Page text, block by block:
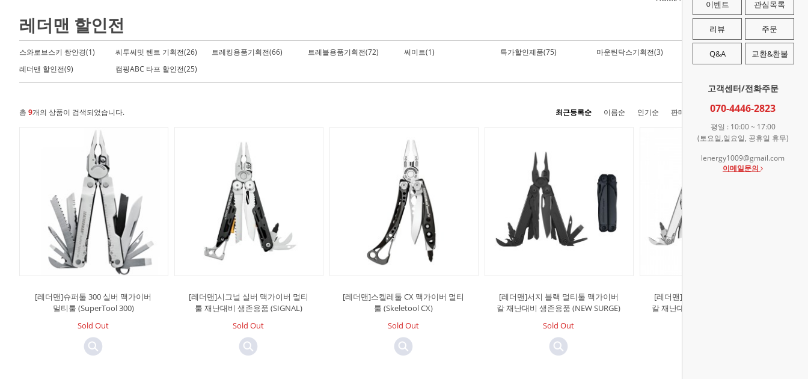
이벤트 관심목록
리뷰 주문
Q&A 교환&환불
고객센터/전화주문
070-4446-2823
평일 : 10:00 ~ 17:00
(토요일,일요일, 공휴일 휴무)
lenergy1009@gmail.com
이메일문의
레더맨 할인전
스와로브스키 쌍안경(1) 씨투써밋 텐트 기획전(26) 트레킹용품기획전(66) 트레블용품기획전(72) 써미트(1) 특가할인제품(75) 마운틴닥스기획전(3)
스노우라인 할인전(2)
레더맨 할인전(9)
캠핑ABC 타프 할인전(25)
총 9개의 상품이 검색되었습니다. 최근등록순 이름순 인기순 판매순 높은가격순 낮은가격순
[레더맨]슈퍼툴 300 실버 맥가이버
멀티툴 (SuperTool 300)
Sold Out
[레더맨]시그널 실버 맥가이버 멀티
툴 재난대비 생존용품 (SIGNAL)
Sold Out
[레더맨]스켈레툴 CX 맥가이버 멀티
툴 (Skeletool CX)
Sold Out
[레더맨]서지 블랙 멀티툴 맥가이버
칼 재난대비 생존용품 (NEW SURGE)
Sold Out
[레더맨]서지 실버 멀티툴 맥가이버
칼 재난대비 생존용품 (NEW SURGE)